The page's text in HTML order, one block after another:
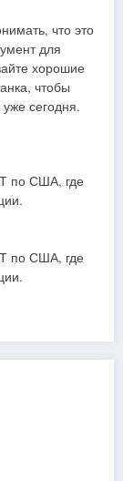
что это
для
хорошие
чтобы
сегодня.
по США, где
по США, где